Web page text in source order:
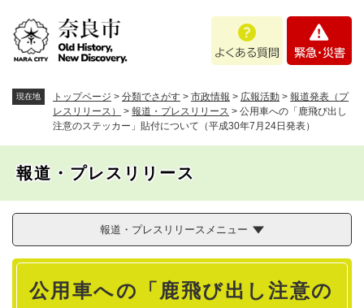
。
あ
問
・
現在地 トップページ > 分類でさがす > 市政情報 > 広報活動 > 報道発表（プ
レスリリース）
> 報道・プレスリリース > 公用車への「鹿飛び出し
注意のステッカー」貼付について（平成30年7月24日発表）
報道・プレスリリース
報道・プレスリリースメニュー
本
公用車への「鹿飛び出し注意の